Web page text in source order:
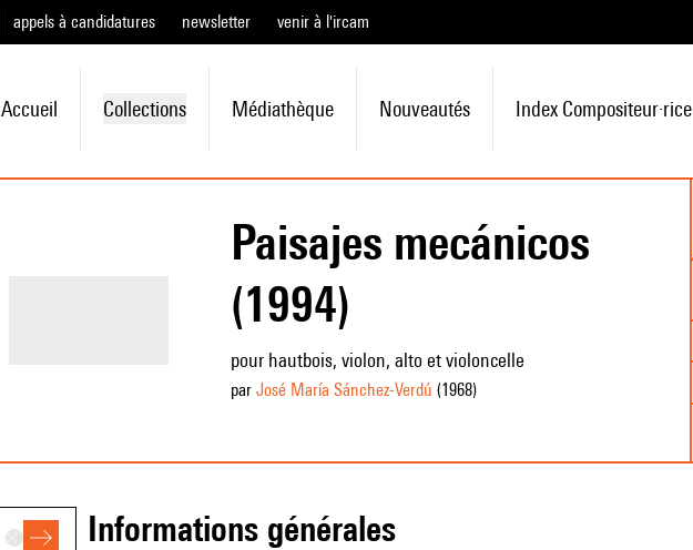
appels à candidatures newsletter venir à l'ircam
Accueil Collections Médiathèque Nouveautés Index Compositeur·rice
Paisajes mecánicos
(1994)
pour hautbois, violon, alto et violoncelle
par José María Sánchez-Verdú (1968)
informations générales